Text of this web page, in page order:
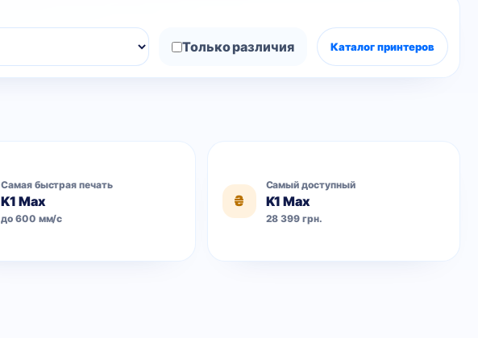
Только различия Каталог принтеров
Самая быстрая печать
K1 Max
до 600 мм/с
₴
Самый доступный
K1 Max
28 399 грн.